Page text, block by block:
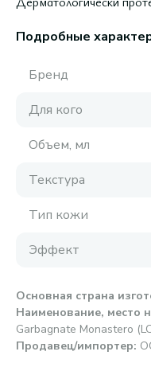
Подробные
Бренд
Для кого
Объем, мл
Текстура
Тип кожи
Эффект
Основная страна
Наименование, место
Garbagnate Monastero
Продавец/импортер: